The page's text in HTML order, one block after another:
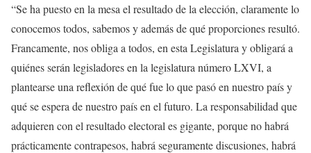
“Se ha puesto en la mesa el resultado de la elección, claramente lo
conocemos todos, sabemos y además de qué proporciones resultó.
Francamente, nos obliga a todos, en esta Legislatura y obligará a
quiénes serán legisladores en la legislatura número LXVI, a
plantearse una reflexión de qué fue lo que pasó en nuestro país y
qué se espera de nuestro país en el futuro. La responsabilidad que
adquieren con el resultado electoral es gigante, porque no habrá
prácticamente contrapesos, habrá seguramente discusiones, habrá